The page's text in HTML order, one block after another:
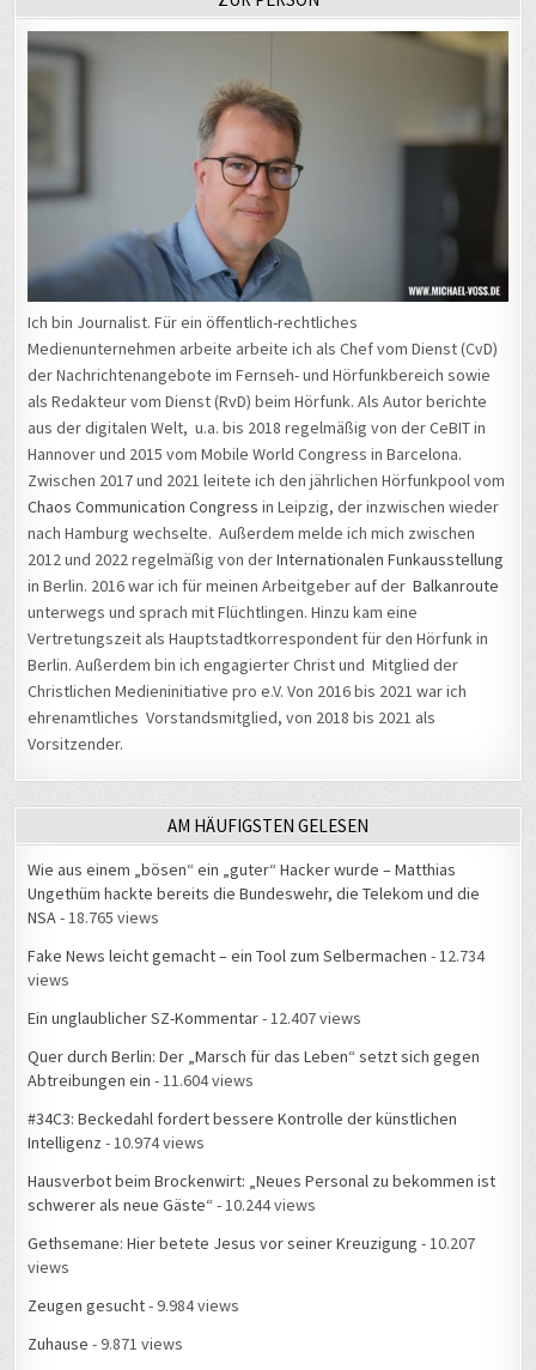
Ich bin Journalist. Für ein öffentlich-rechtliches
Medienunternehmen arbeite arbeite ich als Chef vom Dienst (CvD)
der Nachrichtenangebote im Fernseh- und Hörfunkbereich sowie
als Redakteur vom Dienst (RvD) beim Hörfunk. Als Autor berichte
aus der digitalen Welt, u.a. bis 2018 regelmäßig von der CeBIT in
Hannover und 2015 vom Mobile World Congress in Barcelona.
Zwischen 2017 und 2021 leitete ich den jährlichen Hörfunkpool vom
Chaos Communication Congress in Leipzig, der inzwischen wieder
nach Hamburg wechselte. Außerdem melde ich mich zwischen
2012 und 2022 regelmäßig von derInternationalen Funkausstellung
in Berlin. 2016 war ich für meinen Arbeitgeber auf derBalkanroute
unterwegs und sprach mit Flüchtlingen. Hinzu kam eine
Vertretungszeit als Hauptstadtkorrespondent für den Hörfunk in
Berlin. Außerdem bin ich engagierter Christ und Mitglied der
Christlichen Medieninitiative pro e.V. Von 2016 bis 2021 war ich
ehrenamtliches Vorstandsmitglied, von 2018 bis 2021 als
Vorsitzender.
AM HÄUFIGSTEN GELESEN
Wie aus einem „bösen“ ein „guter“ Hacker wurde – Matthias
Ungethüm hackte bereits die Bundeswehr, die Telekom und die
NSA- 18.765 views
Fake News leicht gemacht – ein Tool zum Selbermachen - 12.734
views
Ein unglaublicher SZ-Kommentar- 12.407 views
Quer durch Berlin: Der „Marsch für das Leben“ setzt sich gegen
Abtreibungen ein - 11.604 views
#34C3: Beckedahl fordert bessere Kontrolle der künstlichen
Intelligenz - 10.974 views
Hausverbot beim Brockenwirt: „Neues Personal zu bekommen ist
schwerer als neue Gäste“ - 10.244 views
Gethsemane: Hier betete Jesus vor seiner Kreuzigung - 10.207
views
Zeugen gesucht- 9.984 views
Zuhause - 9.871 views